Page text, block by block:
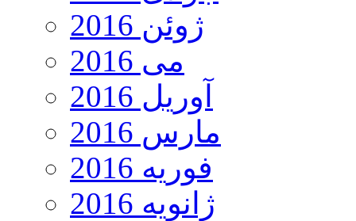
ژوئن 2016
می 2016
آوریل 2016
مارس 2016
فوریه 2016
ژانویه 2016